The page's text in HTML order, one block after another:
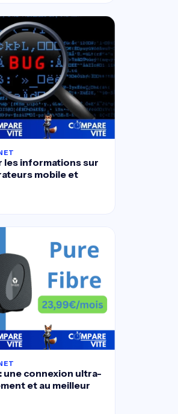
les informations sur
mobile et
une connexion ultra-
et au meilleur